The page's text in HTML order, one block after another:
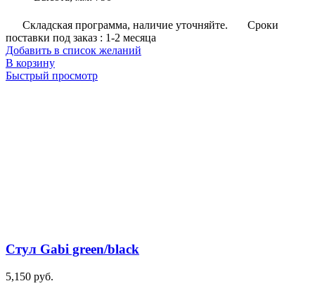
Складская программа, наличие уточняйте.
Сроки
поставки под заказ : 1-2 месяца
Добавить в список желаний
В корзину
Быстрый просмотр
Стул Gabi green/black
5,150 руб.